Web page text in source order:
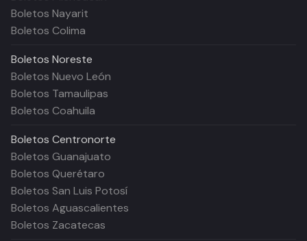
Boletos Nayarit
Boletos Colima
Boletos Noreste
Boletos Nuevo León
Boletos Tamaulipas
Boletos Coahuila
Boletos Centronorte
Boletos Guanajuato
Boletos Querétaro
Boletos San Luis Potosí
Boletos Aguascalientes
Boletos Zacatecas